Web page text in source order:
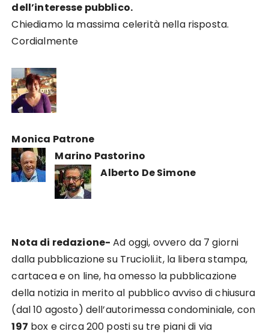
dell’interesse pubblico.
Chiediamo la massima celerità nella risposta.
Cordialmente
Monica Patrone
Marino Pastorino
Alberto De Simone
Nota di redazione- Ad oggi, ovvero da 7 giorni
dalla pubblicazione su Trucioli.it, la libera stampa,
cartacea e on line, ha omesso la pubblicazione
della notizia in merito al pubblico avviso di chiusura
(dal 10 agosto) dell’autorimessa condominiale, con
197 box e circa 200 posti su tre piani di via